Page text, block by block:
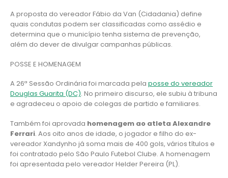
A proposta do vereador Fábio da Van (Cidadania) define
quais condutas podem ser classificadas como assédio e
determina que o município tenha sistema de prevenção,
além do dever de divulgar campanhas públicas.
POSSE E HOMENAGEM
A 26ª Sessão Ordinária foi marcada pela posse do vereador
Douglas Guarita (DC). No primeiro discurso, ele subiu à tribuna
e agradeceu o apoio de colegas de partido e familiares.
Também foi aprovada homenagem ao atleta Alexandre
Ferrari. Aos oito anos de idade, o jogador e filho do ex-
vereador Xandynho já soma mais de 400 gols, vários títulos e
foi contratado pelo São Paulo Futebol Clube. A homenagem
foi apresentada pelo vereador Helder Pereira (PL).